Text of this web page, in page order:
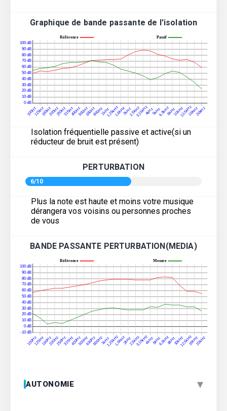
Graphique de bande passante de l'isolation
Isolation fréquentielle passive et active(si un
réducteur de bruit est présent)
PERTURBATION
6/10
Plus la note est haute et moins votre musique
dérangera vos voisins ou personnes proches
de vous
BANDE PASSANTE PERTURBATION(MEDIA)
AUTONOMIE ▾